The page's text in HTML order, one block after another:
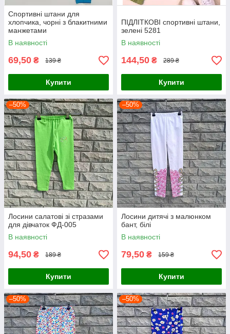
Спортивні штани для
хлопчика, чорні з блакитними
манжетами
В наявності
69,50 ₴ 139 ₴
Купити
ПІДЛІТКОВІ спортивні штани,
зелені 5281
В наявності
144,50 ₴ 289 ₴
Купити
–50%
Лосини салатові зі стразами
для дівчаток ФД-005
В наявності
94,50 ₴ 189 ₴
Купити
–50%
Лосини дитячі з малюнком
бант, білі
В наявності
79,50 ₴ 159 ₴
Купити
–50% –50%